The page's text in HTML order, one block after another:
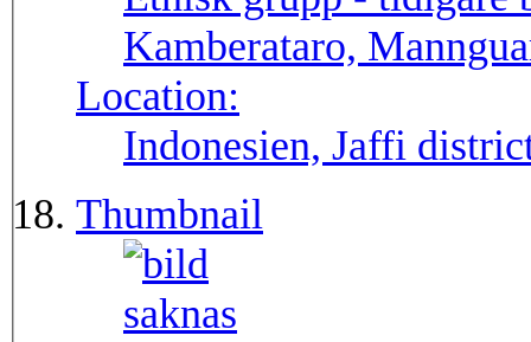
Kamberataro,
Location:
Indonesien, Jaffi
Thumbnail